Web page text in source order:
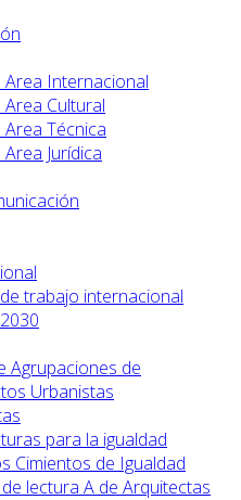
Area Internacional
Cultural
Técnica
Jurídica
trabajo internacional
Agrupaciones de
Urbanistas
para la igualdad
Cimientos de Igualdad
lectura A de Arquitectas